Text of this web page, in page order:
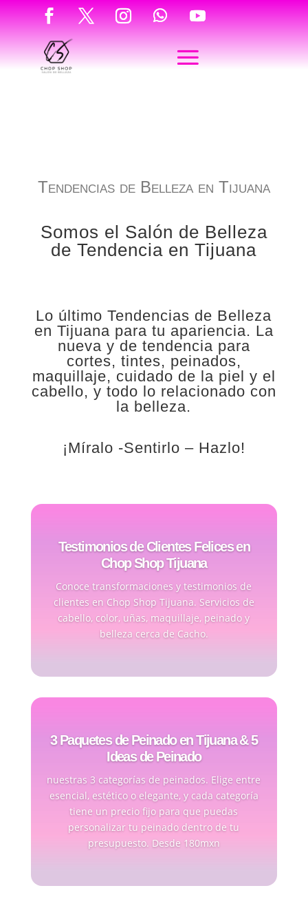
Tendencias de Belleza en Tijuana
Somos el Salón de Belleza
de Tendencia en Tijuana
Lo últimoTendencias de Belleza
en Tijuana para tu apariencia. La
nueva y de tendencia para
cortes, tintes, peinados,
maquillaje, cuidado de la piel y el
cabello, y todo lo relacionado con
la belleza.
¡Míralo -Sentirlo – Hazlo!
Testimonios de Clientes Felices en
Chop Shop Tijuana
Conoce transformaciones y testimonios de
clientes en Chop Shop Tijuana. Servicios de
cabello, color, uñas, maquillaje, peinado y
belleza cerca de Cacho.
3 Paquetes de Peinado en Tijuana & 5
Ideas de Peinado
nuestras 3 categorías de peinados. Elige entre
esencial, estético o elegante, y cada categoría
tiene un precio fijo para que puedas
personalizar tu peinado dentro de tu
presupuesto. Desde 180mxn